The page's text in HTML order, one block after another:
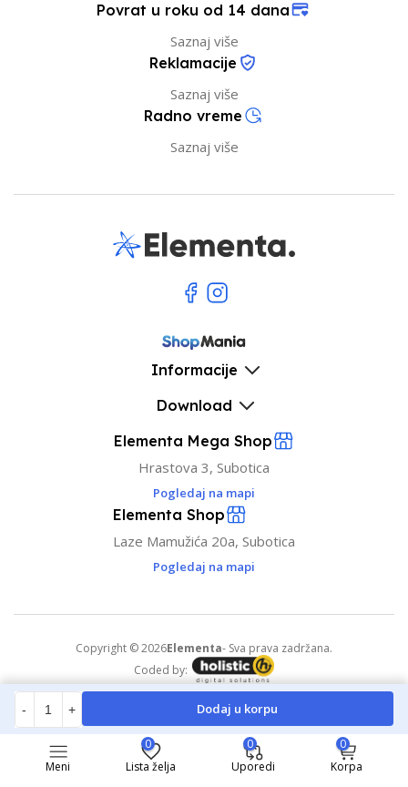
Meni
0
Lista želja
0
Uporedi
0
Korpa
- + Dodaj u korpu
Povrat u roku od 14 dana
Saznaj više
Reklamacije
Saznaj više
Radno vreme
Saznaj više
Informacije
Download
Elementa Mega Shop
Hrastova 3, Subotica
Pogledaj na mapi
Elementa Shop
Laze Mamužića 20a, Subotica
Pogledaj na mapi
Copyright © 2026Elementa- Sva prava zadržana.
Coded by: